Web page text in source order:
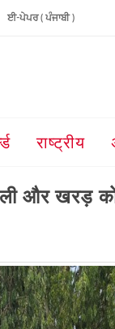
ਈ-ਪੇਪਰ ( ਪੰਜਾਬੀ )
राष्ट्रीय
और खरड़